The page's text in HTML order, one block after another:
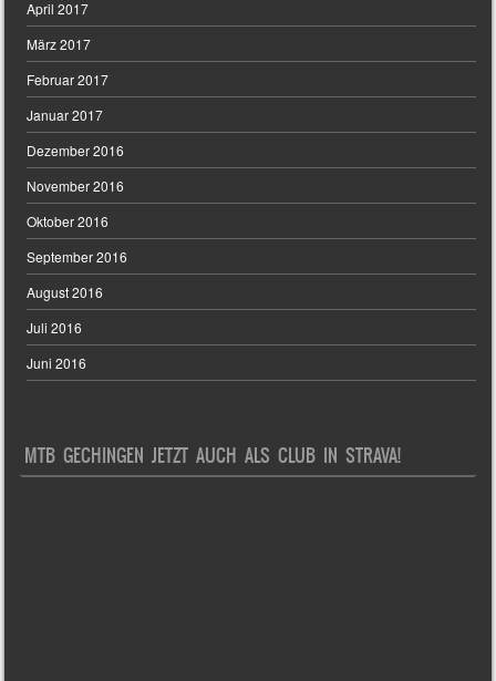
April 2017
März 2017
Februar 2017
Januar 2017
Dezember 2016
November 2016
Oktober 2016
September 2016
August 2016
Juli 2016
Juni 2016
MTB GECHINGEN JETZT AUCH ALS CLUB IN STRAVA!